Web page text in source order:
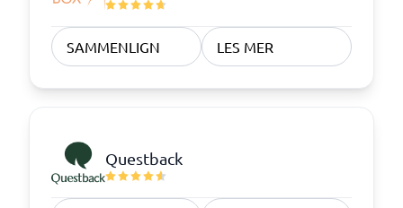
SAMMENLIGN LES MER
Questback